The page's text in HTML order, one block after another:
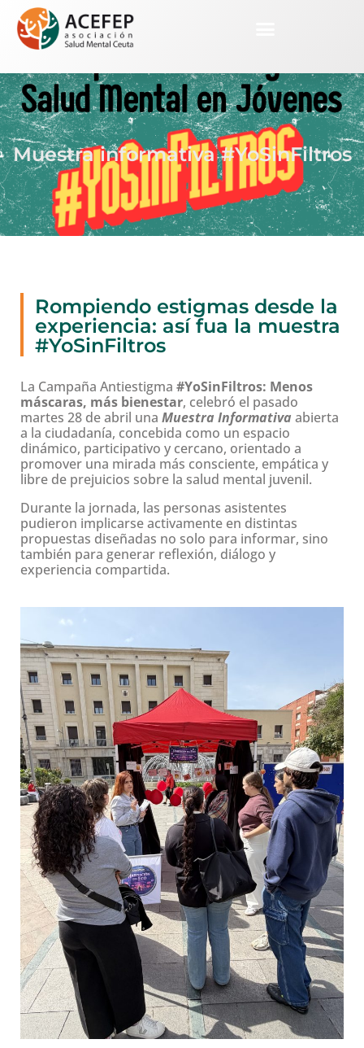
Muestra informativa #YoSinFiltros
Rompiendo estigmas desde la
experiencia: así fua la muestra
#YoSinFiltros
La Campaña Antiestigma #YoSinFiltros: Menos
máscaras, más bienestar, celebró el pasado
martes 28 de abril una Muestra Informativa abierta
a la ciudadanía, concebida como un espacio
dinámico, participativo y cercano, orientado a
promover una mirada más consciente, empática y
libre de prejuicios sobre la salud mental juvenil.
Durante la jornada, las personas asistentes
pudieron implicarse activamente en distintas
propuestas diseñadas no solo para informar, sino
también para generar reflexión, diálogo y
experiencia compartida.